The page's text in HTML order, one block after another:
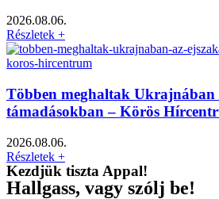
2026.08.06.
Részletek +
Többen meghaltak Ukrajnában
támadásokban – Körös
2026.08.06.
Részletek +
Kezdjük tiszta Appal!
Hallgass, vagy szólj be!